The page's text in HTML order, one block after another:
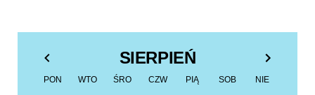
SIERPIEŃ
PON WTO ŚRO CZW PIĄ SOB NIE